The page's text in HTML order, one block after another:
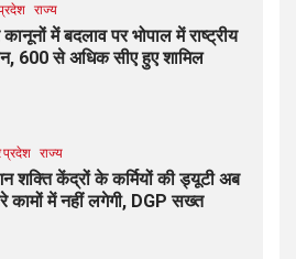
राज्य
में बदलाव पर भोपाल में राष्ट्रीय
600 से अधिक सीए हुए शामिल
प्रदेश राज्य
शक्ति केंद्रों के कर्मियों की ड्यूटी अब
कामों में नहीं लगेगी, DGP सख्त